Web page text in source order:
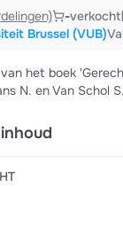
-verkocht
Brussel (VUB)
het boek